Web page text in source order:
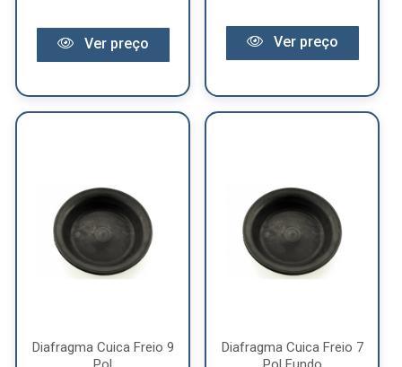
Ver preço Ver preço
Diafragma Cuica Freio 9
Diafragma Cuica Freio 7